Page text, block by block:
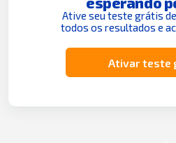
Ative seu teste grátis
todos os resultados e
Ativar teste